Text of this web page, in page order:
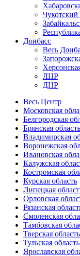
Донбасс
Весь
ЛНР
ДНР
Весь Центр
Московская
Белгородская
Брянская область
Владимирская
Воронежская
Ивановская
Калужская
Костромская
Курская область
Липецкая
Орловская
Рязанская
Смоленская
Тамбовская
Тверская область
Тульская область
Ярославская